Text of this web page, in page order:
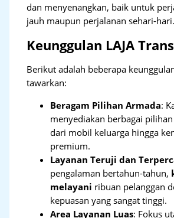
dan menyenangkan, baik untuk
jauh maupun perjalanan sehari-hari.
Keunggulan LAJA
Berikut adalah beberapa
tawarkan:
Beragam Pilihan Armada:
menyediakan berbagai
dari mobil keluarga hingga
premium.
Layanan Teruji dan
pengalaman bertahun-tahun,
melayani ribuan pelanggan
kepuasan yang sangat tinggi.
Area Layanan Luas: Fokus